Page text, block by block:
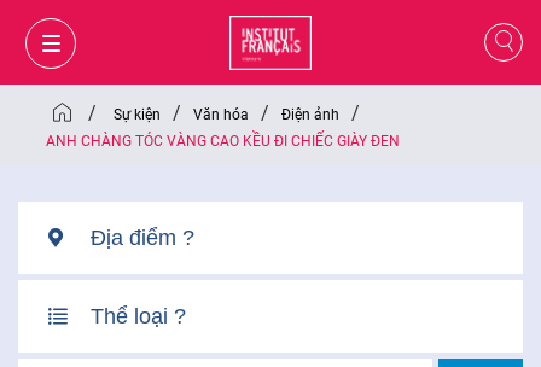
/ Sự kiện / Văn hóa / Điện ảnh /
ANH CHÀNG TÓC VÀNG CAO KỀU ĐI CHIẾC GIÀY ĐEN